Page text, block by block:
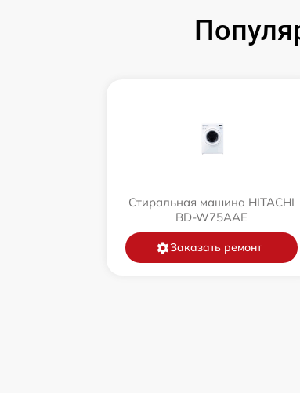
Стиральная машина HITACHI
BD-W75AAE
Заказать ремонт